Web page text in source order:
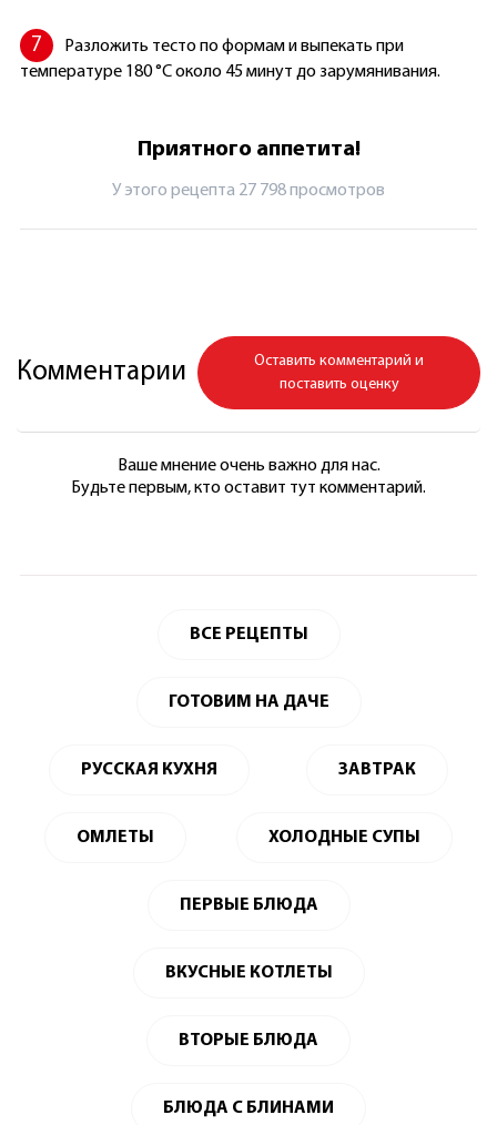
Разложить тесто по формам и выпекать при
температуре 180 °C около 45 минут до зарумянивания.
Приятного аппетита!
У этого рецепта 27 798 просмотров
Комментарии
Оставить комментарий и
поставить оценку
Ваше мнение очень важно для нас.
Будьте первым, кто оставит тут комментарий.
ВСЕ РЕЦЕПТЫ
ГОТОВИМ НА ДАЧЕ
РУССКАЯ КУХНЯ ЗАВТРАК
ОМЛЕТЫ ХОЛОДНЫЕ СУПЫ
ПЕРВЫЕ БЛЮДА
ВКУСНЫЕ КОТЛЕТЫ
ВТОРЫЕ БЛЮДА
БЛЮДА С БЛИНАМИ